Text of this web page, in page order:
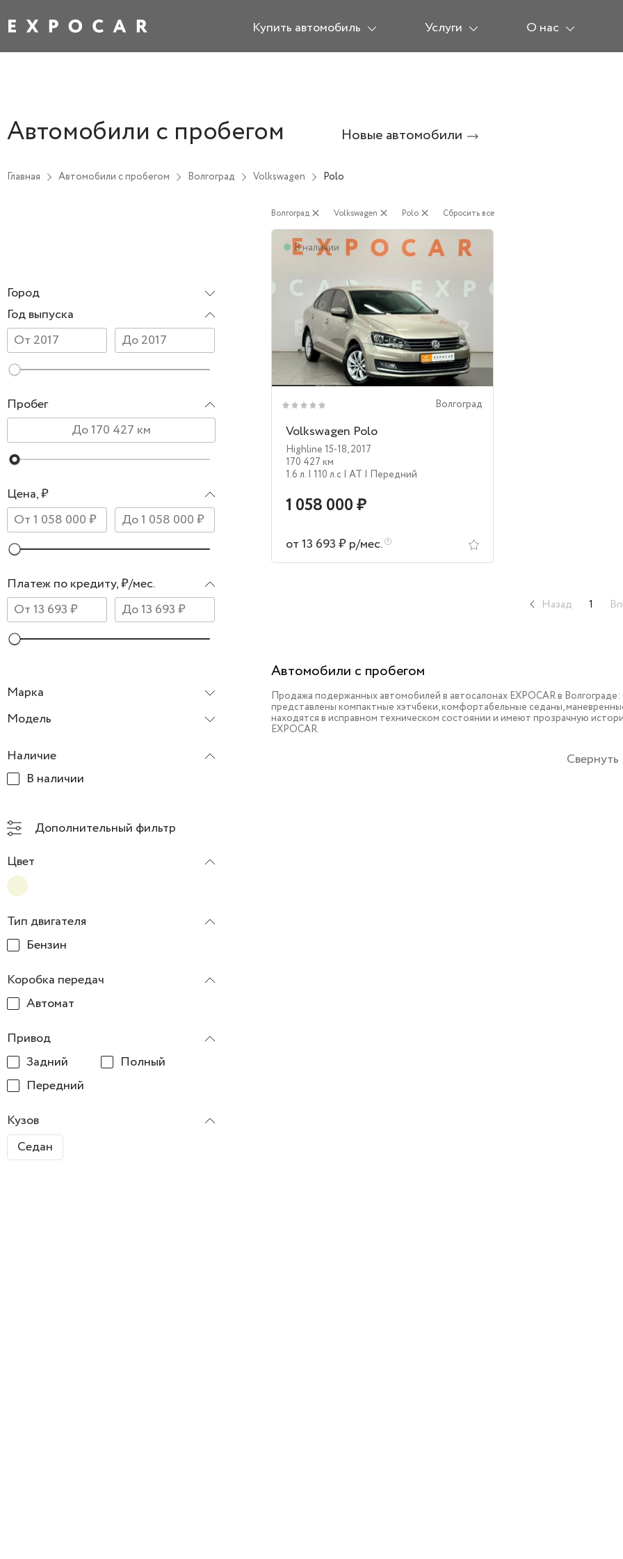
Купить автомобиль Услуги О нас
Автомобили с пробегом Новые автомобили
Главная Автомобили с пробегом Волгоград Volkswagen Polo
Город
Волгоград
Год выпуска
Пробег
Марка
Модель
Цена, ₽
Платеж по кредиту, ₽/мес.
Наличие
В наличии
Дополнительный фильтр
Цвет
Тип двигателя
Бензин
Коробка передач
Автомат
Привод
Задний
Полный
Передний
Кузов
Седан
Волгоград close Volkswagen close Polo close Сбросить все
В наличии
Волгоград
Volkswagen Polo
Highline 15-18,2017
170 427 км
1.6 л. | 110 л.c | AT | Передний
1 058 000 ₽
от 13 693 ₽ р/мес.
Назад 1
Автомобили с пробегом
Продажа подержанных автомобилей в автосалонах EXPOCAR в
представлены компактные хэтчбеки, комфортабельные седаны,
находятся в исправном техническом состоянии и имеют прозрачную
EXPOCAR.
Свернуть